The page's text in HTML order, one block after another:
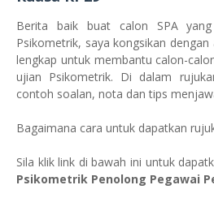
Berita baik buat calon SPA
Psikometrik, saya kongsikan
lengkap untuk membantu calon-
ujian Psikometrik. Di dalam
contoh soalan, nota dan tips
Bagaimana cara untuk dapatkan
Sila klik link di bawah ini untuk
Psikometrik Penolong Pegawai